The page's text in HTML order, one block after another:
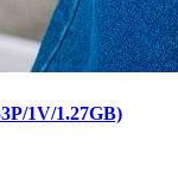
1V/1.27GB)